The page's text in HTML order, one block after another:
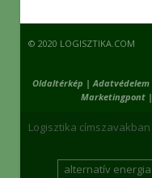
© 2020 LOGISZTIKA.COM
Oldaltérkép |Adatvédelem
Marketingpont|
Logisztika címszavakban
alternatív energia